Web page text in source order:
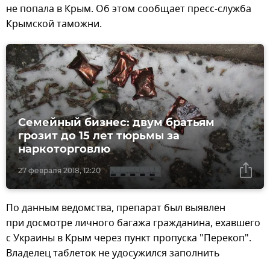
не попала в Крым. Об этом сообщает пресс-служба
Крымской таможни.
27 февраля 2018, 12:20
Семейный бизнес: двум братьям
грозит до 15 лет тюрьмы за
наркоторговлю
По данным ведомства, препарат был выявлен
при досмотре личного багажа гражданина, ехавшего
с Украины в Крым через пункт пропуска "Перекоп".
Владелец таблеток не удосужился заполнить